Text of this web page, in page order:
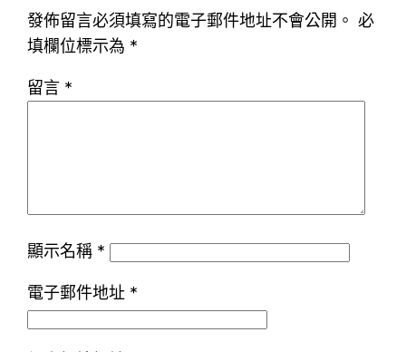
發佈留言必須填寫的電子郵件地址不會公開。 必
填欄位標示為 *
留言 *
顯示名稱 *
電子郵件地址 *